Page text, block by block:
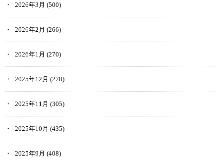
2026年3月 (500)
2026年2月 (266)
2026年1月 (270)
2025年12月 (278)
2025年11月 (305)
2025年10月 (435)
2025年9月 (408)